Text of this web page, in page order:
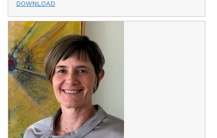
DOWNLOAD